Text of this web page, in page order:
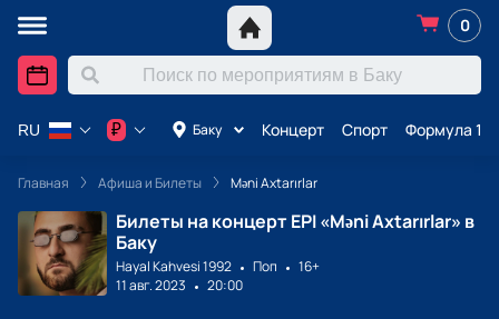
0
Баку Концерт Спорт Формула 1
RU ₽
Главная Афиша и Билеты Məni Axtarırlar
Билеты на концерт EPI «Məni Axtarırlar» в
Баку
Hayal Kahvesi 1992 Поп
16+
11 авг. 2023
20:00